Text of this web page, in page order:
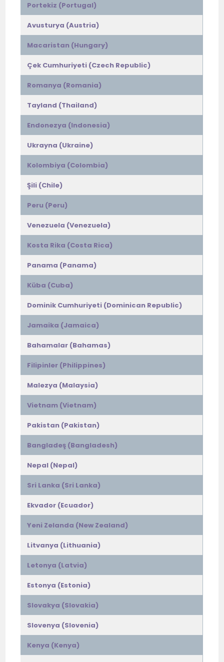
Portekiz (Portugal)
Avusturya (Austria)
Macaristan (Hungary)
Çek Cumhuriyeti (Czech Republic)
Romanya (Romania)
Tayland (Thailand)
Endonezya (Indonesia)
Ukrayna (Ukraine)
Kolombiya (Colombia)
Şili (Chile)
Peru (Peru)
Venezuela (Venezuela)
Kosta Rika (Costa Rica)
Panama (Panama)
Küba (Cuba)
Dominik Cumhuriyeti (Dominican Republic)
Jamaika (Jamaica)
Bahamalar (Bahamas)
Filipinler (Philippines)
Malezya (Malaysia)
Vietnam (Vietnam)
Pakistan (Pakistan)
Bangladeş (Bangladesh)
Nepal (Nepal)
Sri Lanka (Sri Lanka)
Ekvador (Ecuador)
Yeni Zelanda (New Zealand)
Litvanya (Lithuania)
Letonya (Latvia)
Estonya (Estonia)
Slovakya (Slovakia)
Slovenya (Slovenia)
Kenya (Kenya)